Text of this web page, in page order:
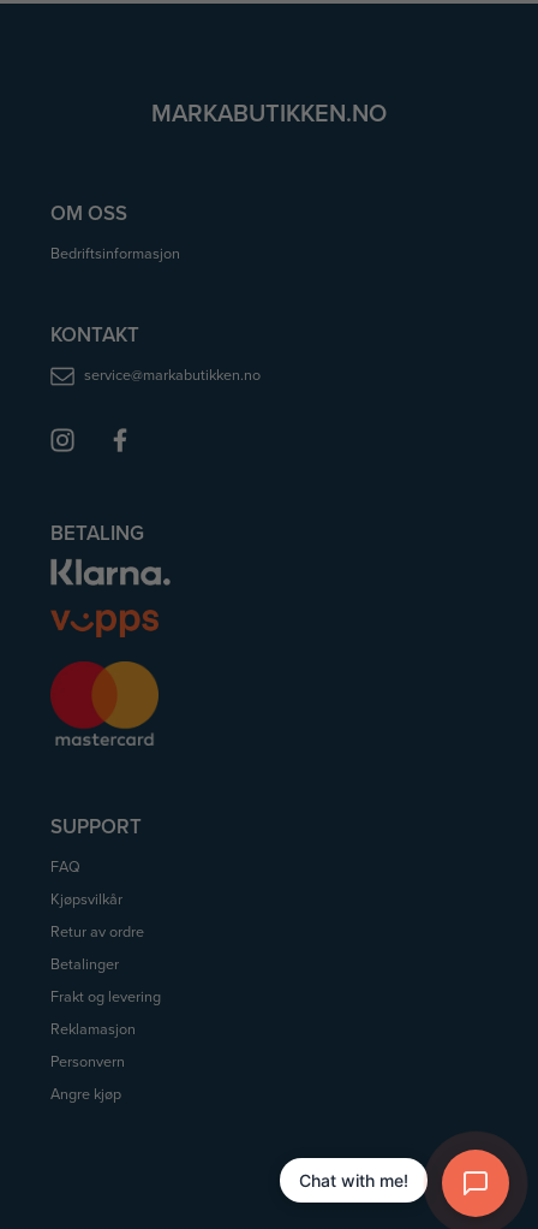
MARKABUTIKKEN.NO
OM OSS
Bedriftsinformasjon
KONTAKT
service@markabutikken.no
BETALING
SUPPORT
FAQ
Kjøpsvilkår
Retur av ordre
Betalinger
Frakt og levering
Reklamasjon
Personvern
Angre kjøp
Chat with me!